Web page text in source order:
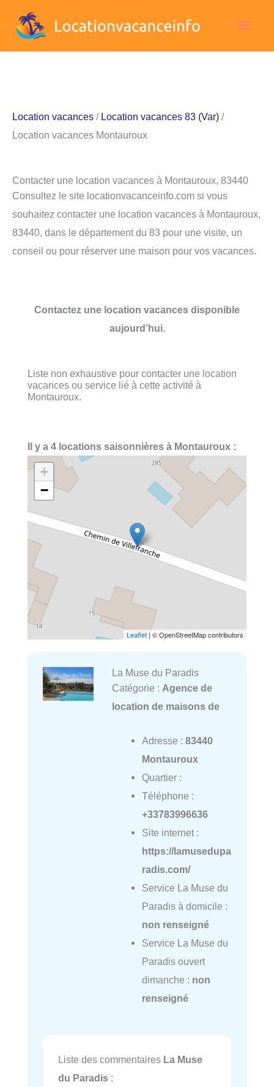
Location vacances / Location vacances 83 (Var) /
Location vacances Montauroux
Contacter une location vacances à Montauroux, 83440
Consultez le site locationvacanceinfo.com si vous
souhaitez contacter une location vacances à Montauroux,
83440, dans le département du 83 pour une visite, un
conseil ou pour réserver une maison pour vos vacances.
Contactez une location vacances disponible
aujourd’hui.
Liste non exhaustive pour contacter une location
vacances ou service lié à cette activité à
Montauroux.
Il y a 4 locations saisonnières à Montauroux :
+
−
Leaflet | © OpenStreetMap contributors
La Muse du Paradis
Catégorie : Agence de
location de maisons de
Adresse : 83440
Montauroux
Quartier :
Téléphone :
+33783996636
Site internet :
https://lamusedupa
radis.com/
Service La Muse du
Paradis à domicile :
non renseigné
Service La Muse du
Paradis ouvert
dimanche : non
renseigné
Liste des commentaires La Muse
du Paradis :